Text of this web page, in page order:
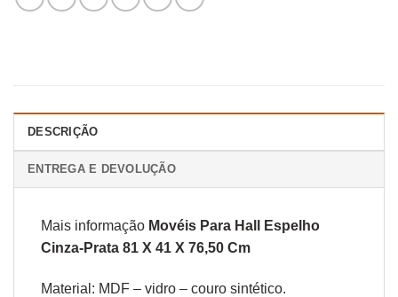
DESCRIÇÃO
ENTREGA E DEVOLUÇÃO
Mais informação Movéis Para Hall Espelho
Cinza-Prata 81 X 41 X 76,50 Cm
Material: MDF – vidro – couro sintético.